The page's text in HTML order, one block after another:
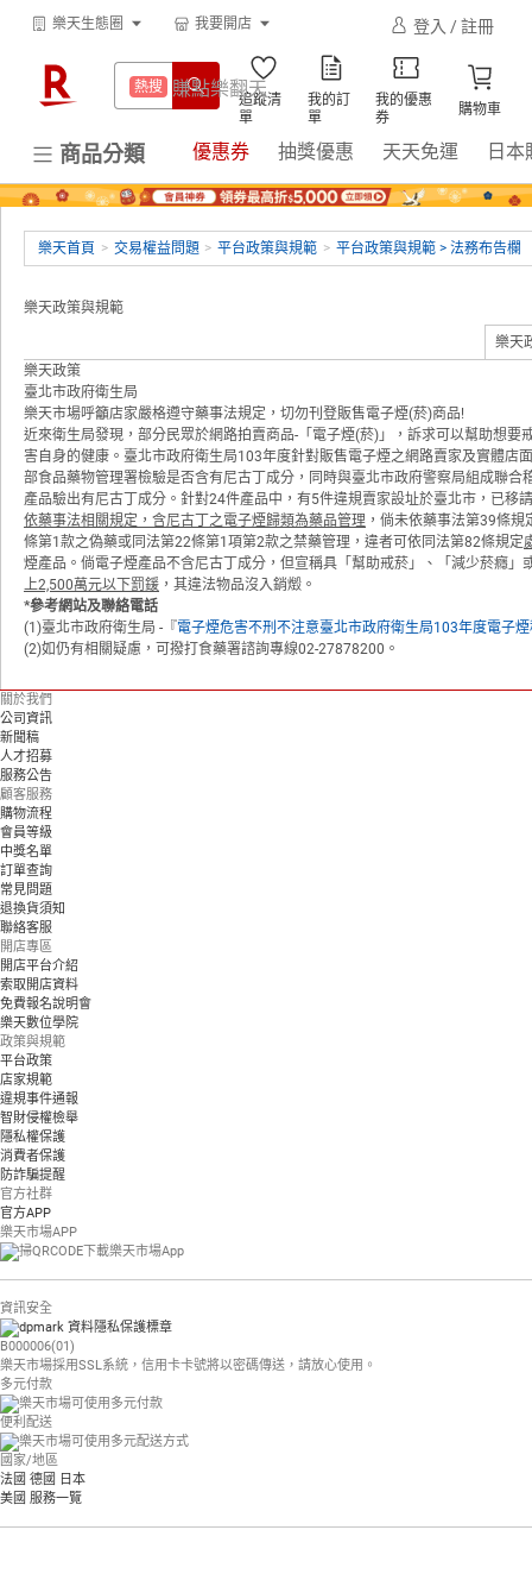
樂天生態圈
我要開店
下載APP
登入 / 註冊
熱搜 賺點樂翻天
299超取免運
熱搜 防颱專區
熱搜 平板電腦
熱搜 電子閱讀器
熱搜 抽7777點
熱搜 熱門飯店推薦
追蹤清
單
我的訂
單
我的優惠
券
購物車
商品分類 優惠券 抽獎優惠 天天免運 日本
299超取免運
熱搜 防颱專區
熱搜 平板電腦
熱搜 床架
熱搜 微波爐
熱搜 吹風機
熱搜
樂天首頁 > 交易權益問題 > 平台政策與規範 > 平台政策與規範 > 法務布告欄
樂天政策與規範
樂天
樂天政策
臺北市政府衛生局
樂天市場呼籲店家嚴格遵守藥事法規定，切勿刊登販售電子煙(菸)商品!
近來衛生局發現，部分民眾於網路拍賣商品-「電子煙(菸)」，訴求可以幫助想
害自身的健康。臺北市政府衛生局103年度針對販售電子煙之網路賣家及實體
部食品藥物管理署檢驗是否含有尼古丁成分，同時與臺北市政府警察局組成聯
產品驗出有尼古丁成分。針對24件產品中，有5件違規賣家設址於臺北市，已
依藥事法相關規定，含尼古丁之電子煙歸類為藥品管理 ，倘未依藥事法第39條
條第1款之偽藥或同法第22條第1項第2款之禁藥管理，違者可依同法第82條規定
煙產品。倘電子煙產品不含尼古丁成分，但宣稱具「幫助戒菸」、「減少菸癮
上2,500萬元以下罰鍰 ，其違法物品沒入銷燬。
*參考網站及聯絡電話
(1)臺北市政府衛生局 -『 電子煙危害不刑不注意臺北市政府衛生局103年度電子
(2)如仍有相關疑慮，可撥打食藥署諮詢專線02-27878200。
關於我們
公司資訊
新聞稿
人才招募
服務公告
顧客服務
購物流程
會員等級
中獎名單
訂單查詢
常見問題
退換貨須知
聯絡客服
開店專區
開店平台介紹
索取開店資料
免費報名說明會
樂天數位學院
政策與規範
平台政策
店家規範
違規事件通報
智財侵權檢舉
隱私權保護
消費者保護
防詐騙提醒
官方社群
官方APP
樂天市場APP
資訊安全
B000006(01)
樂天市場採用SSL系統，信用卡卡號將以密碼傳送，請放心使用。
多元付款
便利配送
國家/地區
法國 德國 日本
美國 服務一覽